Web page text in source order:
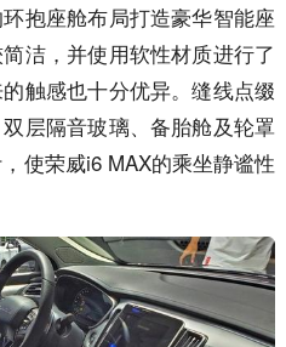
抱座舱布局打造豪华智能座
洁，并使用软性材质进行了
触感也十分优异。缝线点缀
层隔音玻璃、备胎舱及轮罩
使荣威i6 MAX的乘坐静谧性